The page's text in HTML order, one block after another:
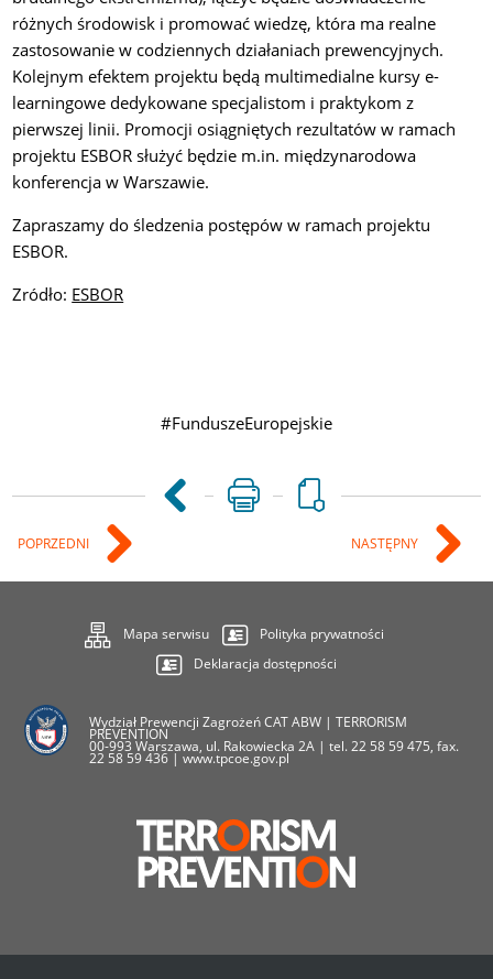
różnych środowisk i promować wiedzę, która ma realne
zastosowanie w codziennych działaniach prewencyjnych.
Kolejnym efektem projektu będą multimedialne kursy e-
learningowe dedykowane specjalistom i praktykom z
pierwszej linii. Promocji osiągniętych rezultatów w ramach
projektu ESBOR służyć będzie m.in. międzynarodowa
konferencja w Warszawie.
Zapraszamy do śledzenia postępów w ramach projektu
ESBOR.
Zródło: ESBOR
#FunduszeEuropejskie
POPRZEDNI NASTĘPNY
Mapa serwisu
Polityka prywatności
Deklaracja dostępności
Wydział Prewencji Zagrożeń CAT ABW | TERRORISM
PREVENTION
00-993 Warszawa, ul. Rakowiecka 2A | tel. 22 58 59 475, fax.
22 58 59 436 | www.tpcoe.gov.pl